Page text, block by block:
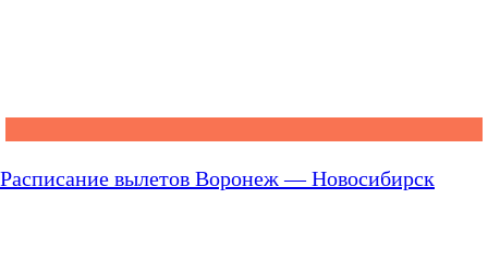
Расписание вылетов Воронеж — Новосибирск